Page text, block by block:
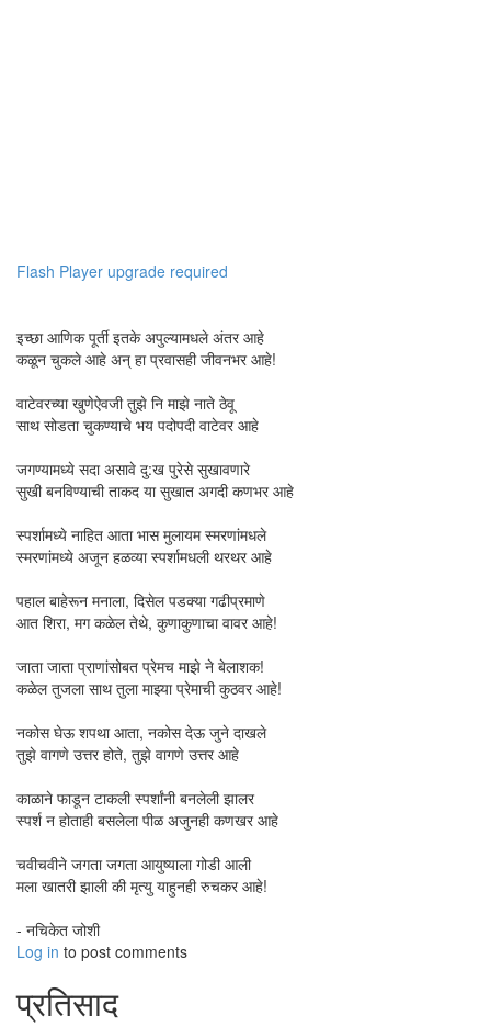
Flash Player upgrade required
इच्छा आणिक पूर्ती इतके अपुल्यामधले अंतर आहे
कळून चुकले आहे अन् हा प्रवासही जीवनभर आहे!
वाटेवरच्या खुणेऐवजी तुझे नि माझे नाते ठेवू
साथ सोडता चुकण्याचे भय पदोपदी वाटेवर आहे
जगण्यामध्ये सदा असावे दु:ख पुरेसे सुखावणारे
सुखी बनविण्याची ताकद या सुखात अगदी कणभर आहे
स्पर्शामध्ये नाहित आता भास मुलायम स्मरणांमधले
स्मरणांमध्ये अजून हळव्या स्पर्शामधली थरथर आहे
पहाल बाहेरून मनाला, दिसेल पडक्या गढीप्रमाणे
आत शिरा, मग कळेल तेथे, कुणाकुणाचा वावर आहे!
जाता जाता प्राणांसोबत प्रेमच माझे ने बेलाशक!
कळेल तुजला साथ तुला माझ्या प्रेमाची कुठवर आहे!
नकोस घेऊ शपथा आता, नकोस देऊ जुने दाखले
तुझे वागणे उत्तर होते, तुझे वागणे उत्तर आहे
काळाने फाडून टाकली स्पर्शांनी बनलेली झालर
स्पर्श न होताही बसलेला पीळ अजुनही कणखर आहे
चवीचवीने जगता जगता आयुष्याला गोडी आली
मला खातरी झाली की मृत्यु याहुनही रुचकर आहे!
- नचिकेत जोशी
Log in to post comments
प्रतिसाद